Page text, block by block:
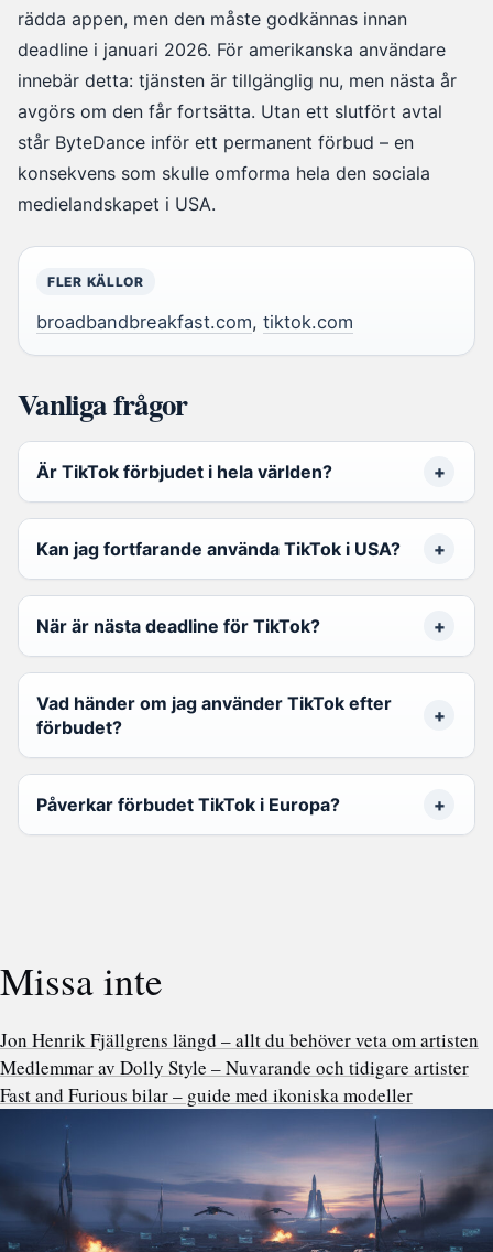
rädda appen, men den måste godkännas innan
deadline i januari 2026. För amerikanska användare
innebär detta: tjänsten är tillgänglig nu, men nästa år
avgörs om den får fortsätta. Utan ett slutfört avtal
står ByteDance inför ett permanent förbud – en
konsekvens som skulle omforma hela den sociala
medielandskapet i USA.
FLER KÄLLOR
broadbandbreakfast.com, tiktok.com
Vanliga frågor
Är TikTok förbjudet i hela världen?
Kan jag fortfarande använda TikTok i USA?
När är nästa deadline för TikTok?
Vad händer om jag använder TikTok efter
förbudet?
Påverkar förbudet TikTok i Europa?
Missa inte
Jon Henrik Fjällgrens längd – allt du behöver veta om artisten
Medlemmar av Dolly Style – Nuvarande och tidigare artister
Fast and Furious bilar – guide med ikoniska modeller